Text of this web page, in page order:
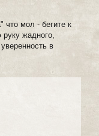
что мол - бегите к
руку жадного,
в